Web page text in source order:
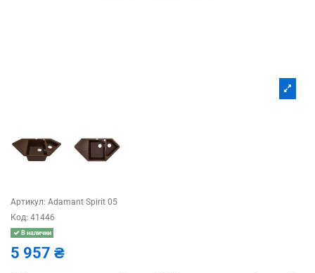
Артикул: Adamant Spirit 05
Код: 41446
В наличии
5 957 ₴